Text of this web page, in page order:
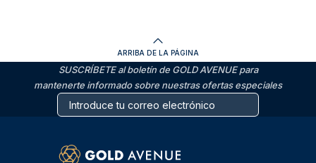
ARRIBA DE LA PÁGINA
SUSCRÍBETE al boletín de GOLD AVENUE para
mantenerte informado sobre nuestras ofertas especiales